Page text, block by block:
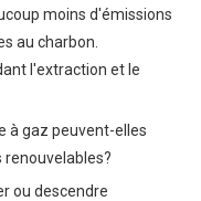
moins d'émissions
au charbon.
l'extraction et le
à gaz peuvent-elles
ou descendre